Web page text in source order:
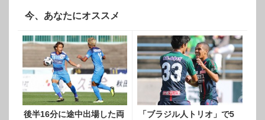
今、あなたにオススメ
後半16分に途中出場した両
「ブラジル人トリオ」で5